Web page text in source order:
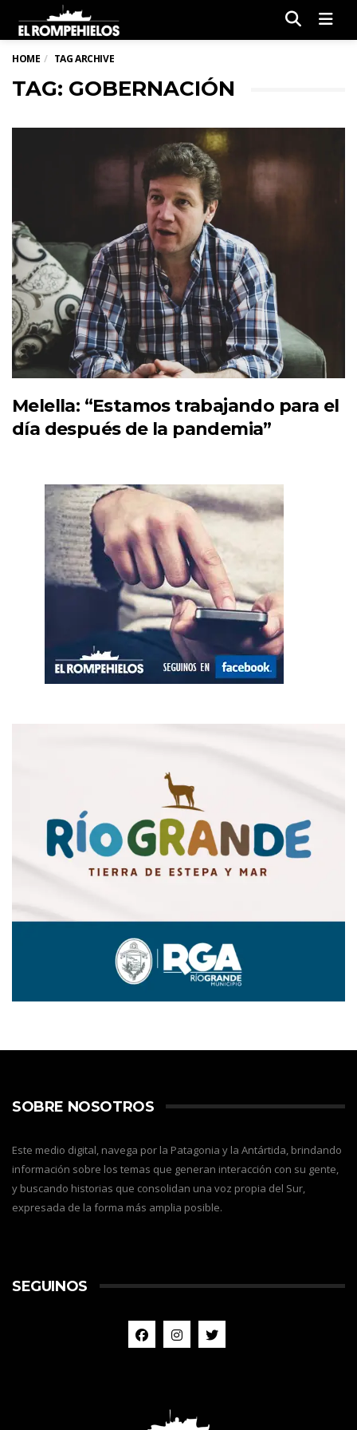
HOME TAG ARCHIVE
TAG: GOBERNACIÓN
Melella: “Estamos trabajando para el
día después de la pandemia”
SOBRE NOSOTROS
Este medio digital, navega por la Patagonia y la Antártida, brindando
información sobre los temas que generan interacción con su gente,
y buscando historias que consolidan una voz propia del Sur,
expresada de la forma más amplia posible.
SEGUINOS